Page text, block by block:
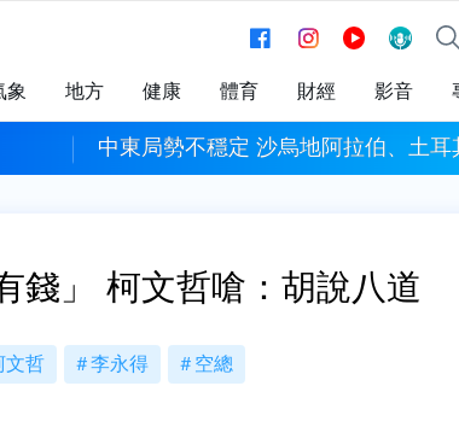
象 地方 健康 體育 財經 影音
中東局勢不穩定 沙烏地阿拉伯、土耳
錢」 柯文哲嗆：胡說八道
文哲 李永得 空總